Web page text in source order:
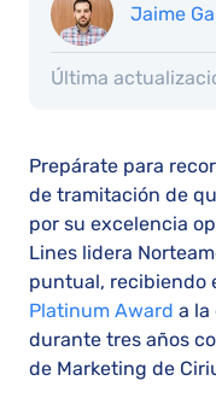
Jaime
Última
Prepárate para
de tramitación de
por su excelencia
Lines lidera
puntual, recibiendo
Platinum Award a la
durante tres años
de Marketing de